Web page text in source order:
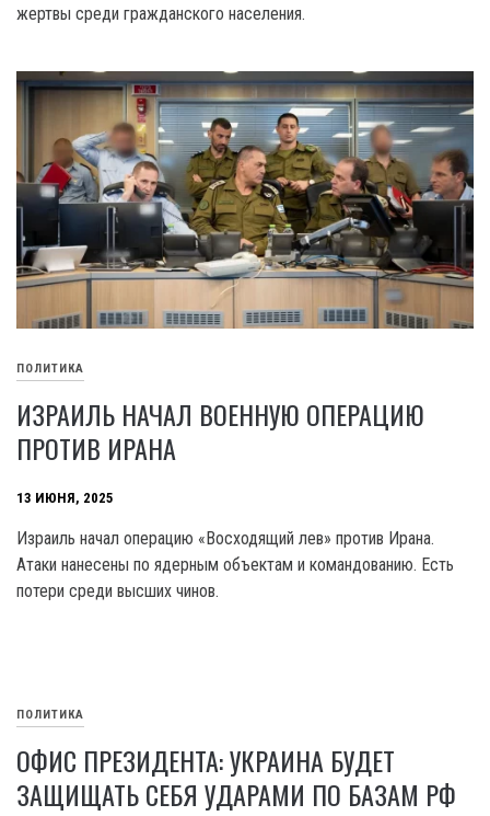
жертвы среди гражданского населения.
ПОЛИТИКА
ИЗРАИЛЬ НАЧАЛ ВОЕННУЮ ОПЕРАЦИЮ
ПРОТИВ ИРАНА
13 ИЮНЯ, 2025
Израиль начал операцию «Восходящий лев» против Ирана.
Атаки нанесены по ядерным объектам и командованию. Есть
потери среди высших чинов.
ПОЛИТИКА
ОФИС ПРЕЗИДЕНТА: УКРАИНА БУДЕТ
ЗАЩИЩАТЬ СЕБЯ УДАРАМИ ПО БАЗАМ РФ